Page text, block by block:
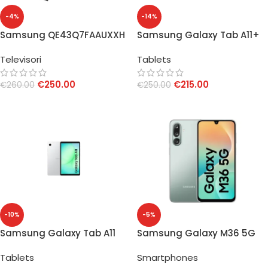
-4%
Samsung QE43Q7FAAUXXH
Televisori
€260.00 €250.00
-14%
Samsung Galaxy Tab A11+
Tablets
€250.00 €215.00
-10%
Samsung Galaxy Tab A11
Tablets
-5%
Samsung Galaxy M36 5G
Smartphones